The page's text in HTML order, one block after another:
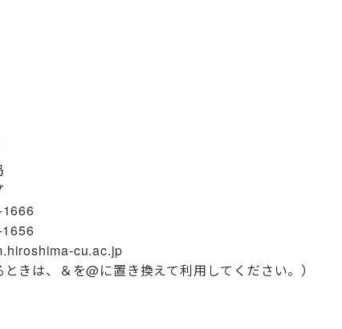
cu.ac.jp
ときは、＆を@に置き換えて利用してください。）